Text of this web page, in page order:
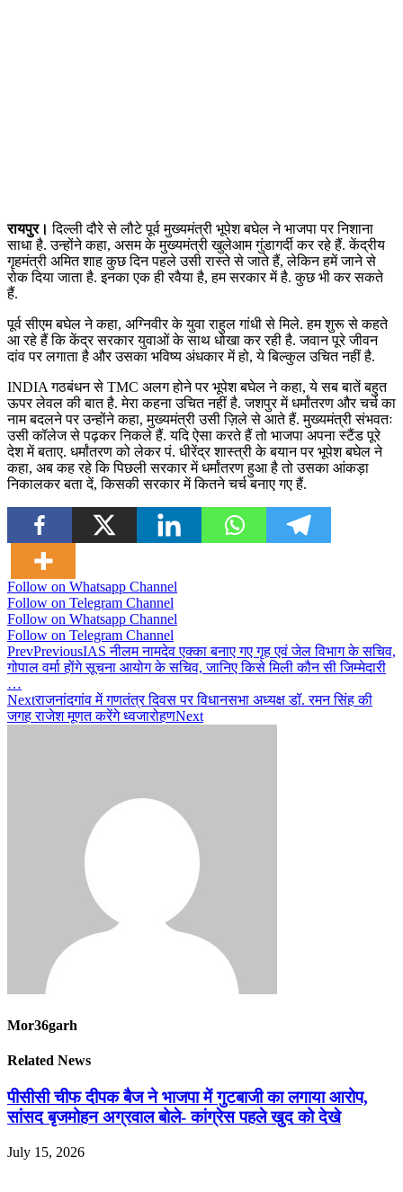
रायपुर। दिल्ली दौरे से लौटे पूर्व मुख्यमंत्री भूपेश बघेल ने भाजपा पर निशाना
साधा है. उन्होंने कहा, असम के मुख्यमंत्री खुलेआम गुंडागर्दी कर रहे हैं. केंद्रीय
गृहमंत्री अमित शाह कुछ दिन पहले उसी रास्ते से जाते हैं, लेकिन हमें जाने से
रोक दिया जाता है. इनका एक ही रवैया है, हम सरकार में है. कुछ भी कर सकते
हैं.
पूर्व सीएम बघेल ने कहा, अग्निवीर के युवा राहुल गांधी से मिले. हम शुरू से कहते
आ रहे हैं कि केंद्र सरकार युवाओं के साथ धोखा कर रही है. जवान पूरे जीवन
दांव पर लगाता है और उसका भविष्य अंधकार में हो, ये बिल्कुल उचित नहीं है.
INDIA गठबंधन से TMC अलग होने पर भूपेश बघेल ने कहा, ये सब बातें बहुत
ऊपर लेवल की बात है. मेरा कहना उचित नहीं है. जशपुर में धर्मांतरण और चर्च का
नाम बदलने पर उन्होंने कहा, मुख्यमंत्री उसी ज़िले से आते हैं. मुख्यमंत्री संभवतः
उसी कॉलेज से पढ़कर निकले हैं. यदि ऐसा करते हैं तो भाजपा अपना स्टैंड पूरे
देश में बताए. धर्मांतरण को लेकर पं. धीरेंद्र शास्त्री के बयान पर भूपेश बघेल ने
कहा, अब कह रहे कि पिछली सरकार में धर्मांतरण हुआ है तो उसका आंकड़ा
निकालकर बता दें, किसकी सरकार में कितने चर्च बनाए गए हैं.
Follow on Whatsapp Channel
Follow on Telegram Channel
Follow on Whatsapp Channel
Follow on Telegram Channel
PrevPreviousIAS नीलम नामदेव एक्का बनाए गए गृह एवं जेल विभाग के सचिव,
गोपाल वर्मा होंगे सूचना आयोग के सचिव, जानिए किसे मिली कौन सी जिम्मेदारी
…
Nextराजनांदगांव में गणतंत्र दिवस पर विधानसभा अध्यक्ष डॉ. रमन सिंह की
जगह राजेश मूणत करेंगे ध्वजारोहणNext
Mor36garh
Related News
पीसीसी चीफ दीपक बैज ने भाजपा में गुटबाजी का लगाया आरोप,
सांसद बृजमोहन अग्रवाल बोले- कांग्रेस पहले खुद को देखे
July 15, 2026